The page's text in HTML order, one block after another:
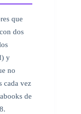
que
dos
y
no
cada vez
de